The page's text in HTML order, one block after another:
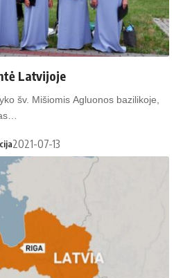
Latvijoje
šv. Mišiomis Agluonos bazilikoje,
2021-07-13